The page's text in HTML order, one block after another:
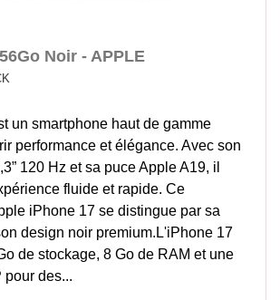
Noir - APPLE
un smartphone haut de gamme
performance et élégance. Avec son
120 Hz et sa puce Apple A19, il
fluide et rapide. Ce
iPhone 17 se distingue par sa
design noir premium.L'iPhone 17
de stockage, 8 Go de RAM et une
pour des...